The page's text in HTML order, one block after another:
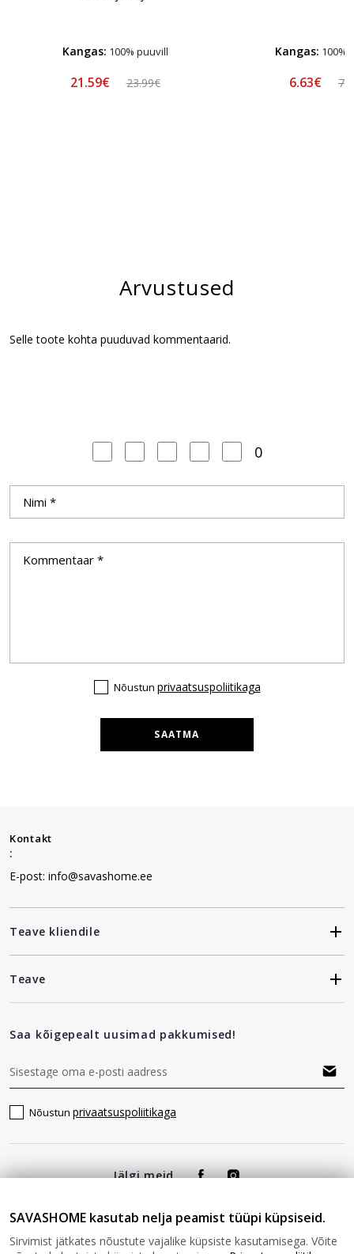
Kangas: 100% puuvill
21.59€ 23.99€
Kangas: 100%
6.63€
Arvustused
Selle toote kohta puuduvad kommentaarid.
0
Nõustun privaatsuspoliitikaga
SAATMA
Kontakt
:
E-post: info@savashome.ee
Teave kliendile
Teave
Saa kõigepealt uusimad pakkumised!
Nõustun privaatsuspoliitikaga
Jälgi meid
SAVASHOME kasutab nelja peamist tüüpi küpsiseid.
Sirvimist jätkates nõustute vajalike küpsiste kasutamisega. Võite